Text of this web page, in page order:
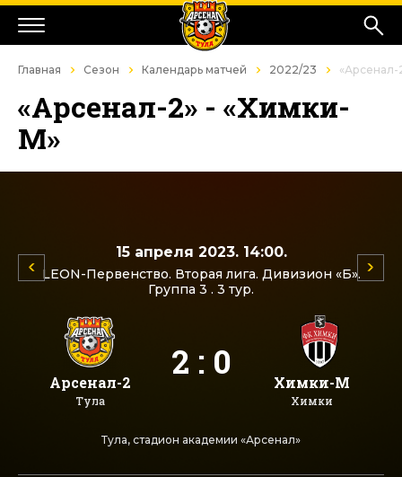
Главная Сезон Календарь матчей 2022/23 «Арсенал-
«Арсенал-2» - «Химки-
М»
15 апреля 2023. 14:00.
LEON-Первенство. Вторая лига. Дивизион «Б».
Группа 3 . 3 тур.
Арсенал-2
Тула
2 : 0 Химки-М
Химки
Тула, стадион академии «Арсенал»